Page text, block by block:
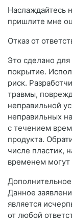
Наслаждайтесь
пришлите мне
Отказ от
Это сделано
покрытие.
риск.
травмы,
неправильной
неправильных
с течением
продукта.
числе пластик,
временем могут
Данное
является
от любой